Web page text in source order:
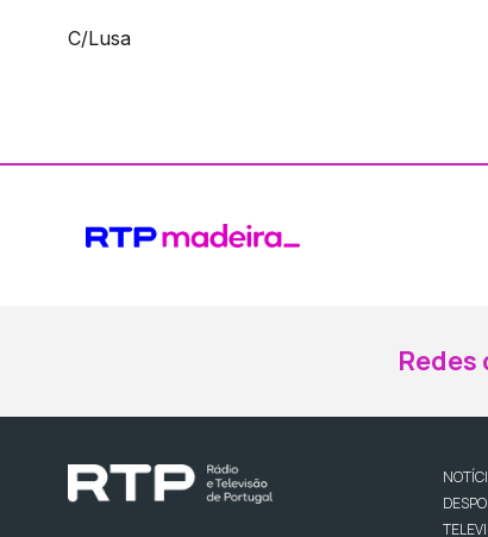
C/Lusa